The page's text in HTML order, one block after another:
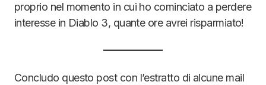
proprio nel momento in cui ho cominciato a perdere
interesse in Diablo 3, quante ore avrei risparmiato!
Concludo questo post con l’estratto di alcune mail